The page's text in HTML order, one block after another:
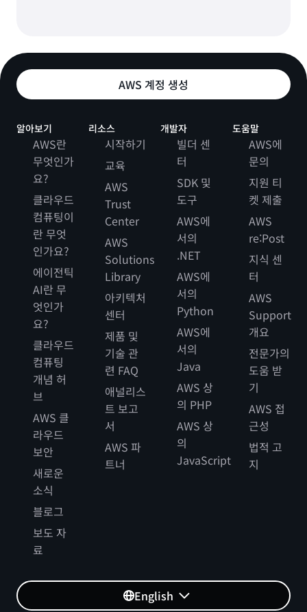
AWS 계정 생성
알아보기
AWS란
무엇인가
요?
클라우드
컴퓨팅이
란 무엇
인가요?
에이전틱
AI란 무
엇인가
요?
클라우드
컴퓨팅
개념 허
브
AWS 클
라우드
보안
새로운
소식
블로그
보도 자
료
리소스
시작하기
교육
AWS
Trust
Center
AWS
Solutions
Library
아키텍처
센터
제품 및
기술 관
련 FAQ
애널리스
트 보고
서
AWS 파
트너
개발자
빌더 센
터
SDK 및
도구
AWS에
서의
.NET
AWS에
서의
Python
AWS에
서의
Java
AWS 상
의 PHP
AWS 상
의
JavaScript
도움말
AWS에
문의
지원 티
켓 제출
AWS
re:Post
지식 센
터
AWS
Support
개요
전문가의
도움 받
기
AWS 접
근성
법적 고
지
English